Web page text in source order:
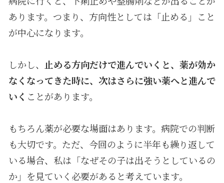
あります。つまり、方向性としては「止める」こと
が中心になります。
しかし、
止める方向だけで進んでいくと、薬が効か
なくなってきた時に、次はさらに強い薬へと進んで
いく ことがあります。
もちろん薬が必要な場面はあります。病院での判断
も大切です。ただ、今回のように半年も繰り返して
いる場合、私は「なぜその子は出そうとしているの
か」を見ていく必要があると考えています。